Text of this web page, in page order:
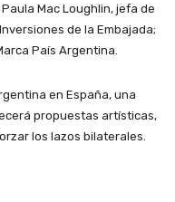
Mac Loughlin, jefa de
de la Embajada;
País Argentina.
en España, una
propuestas artísticas,
los lazos bilaterales.